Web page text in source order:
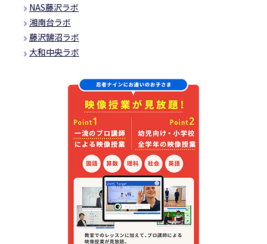
NAS藤沢ラボ
湘南台ラボ
藤沢鵠沼ラボ
大和中央ラボ